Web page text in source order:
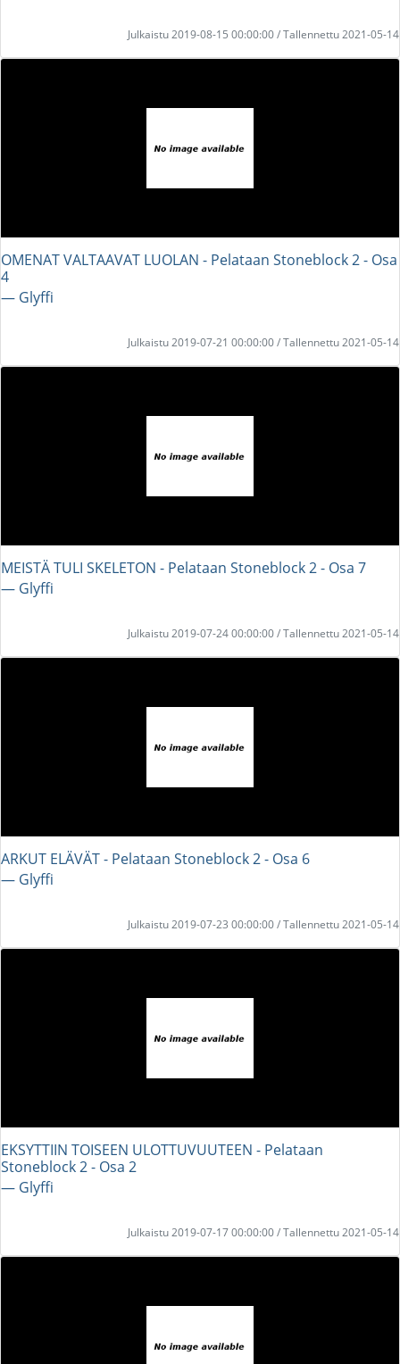
Julkaistu 2019-08-15 00:00:00 / Tallennettu 2021-05-14
OMENAT VALTAAVAT LUOLAN - Pelataan Stoneblock 2 - Osa
4
― Glyffi
Julkaistu 2019-07-21 00:00:00 / Tallennettu 2021-05-14
MEISTÄ TULI SKELETON - Pelataan Stoneblock 2 - Osa 7
― Glyffi
Julkaistu 2019-07-24 00:00:00 / Tallennettu 2021-05-14
ARKUT ELÄVÄT - Pelataan Stoneblock 2 - Osa 6
― Glyffi
Julkaistu 2019-07-23 00:00:00 / Tallennettu 2021-05-14
EKSYTTIIN TOISEEN ULOTTUVUUTEEN - Pelataan
Stoneblock 2 - Osa 2
― Glyffi
Julkaistu 2019-07-17 00:00:00 / Tallennettu 2021-05-14